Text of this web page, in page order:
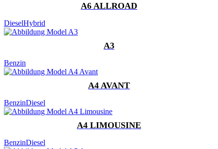
A6 ALLROAD
DieselHybrid
A3
Benzin
A4 AVANT
BenzinDiesel
A4 LIMOUSINE
BenzinDiesel